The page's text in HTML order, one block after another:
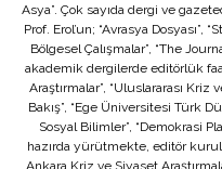
Asya”. Çok sayıda dergi ve
Prof. Erol’un; “Avrasya Dosyası”,
Bölgesel Çalışmalar”, “The
akademik dergilerde editörlük
Araştırmalar”, “Uluslararası Kriz
Bakış”, “Ege Üniversitesi Türk
Sosyal Bilimler”, “Demokrasi
hazırda yürütmekte, editör
Ankara Kriz ve Siyaset